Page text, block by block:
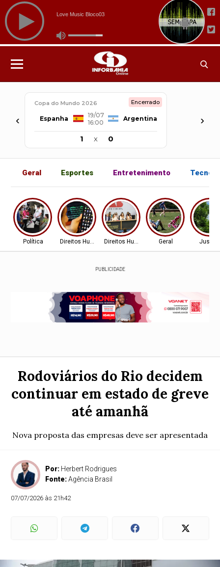
‹
Copa do Mundo 2026 Encerrado
Espanha
19/07
16:00
Argentina
1 x 0
›
Geral Esportes Entretenimento
Política Direitos HumanosDireitos Humanos Geral Justiça
PUBLICIDADE
Rodoviários do Rio decidem
continuar em estado de greve
até amanhã
Nova proposta das empresas deve ser apresentada
Por: Herbert Rodrigues
Fonte:Agência Brasil
07/07/2026 às 21h42